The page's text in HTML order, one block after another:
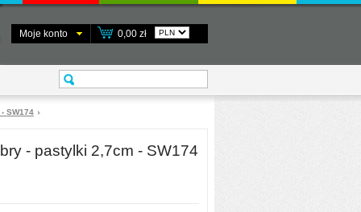
Moje konto 0,00 zł
- SW174
- pastylki 2,7cm - SW174